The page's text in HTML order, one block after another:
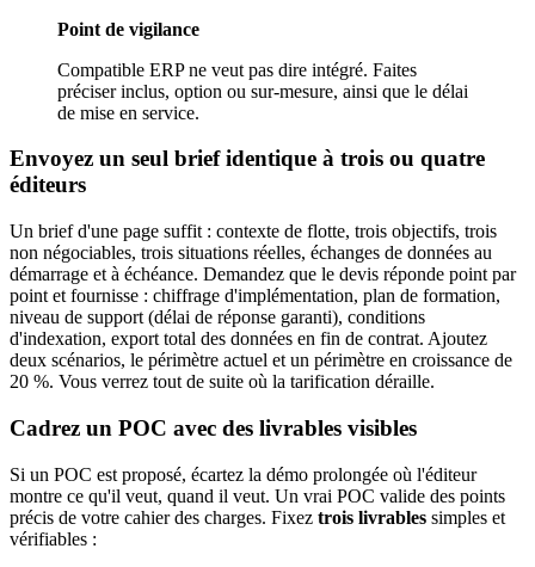
Point de vigilance
Compatible ERP ne veut pas dire intégré. Faites
préciser inclus, option ou sur-mesure, ainsi que le délai
de mise en service.
Envoyez un seul brief identique à trois ou quatre
éditeurs
Un brief d'une page suffit : contexte de flotte, trois objectifs, trois
non négociables, trois situations réelles, échanges de données au
démarrage et à échéance. Demandez que le devis réponde point par
point et fournisse : chiffrage d'implémentation, plan de formation,
niveau de support (délai de réponse garanti), conditions
d'indexation, export total des données en fin de contrat. Ajoutez
deux scénarios, le périmètre actuel et un périmètre en croissance de
20 %. Vous verrez tout de suite où la tarification déraille.
Cadrez un POC avec des livrables visibles
Si un POC est proposé, écartez la démo prolongée où l'éditeur
montre ce qu'il veut, quand il veut. Un vrai POC valide des points
précis de votre cahier des charges. Fixez trois livrables simples et
vérifiables :